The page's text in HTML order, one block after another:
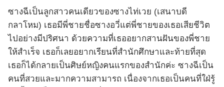
ซางฉีเป็นลูกสาวคนเดียวของซางไท่เวย (เสนาบดี
กลาโหม) เธอมีพี่ชายชื่อซางอวี่แต่พี่ชายของเธอเสียชีวิต
ไปอย่างมีปริศนา ด้วยความที่เธออยากสานฝันของพี่ชาย
ให้สำเร็จ เธอก็เลยอยากเรียนที่สำนักศึกษาและท้ายที่สุด
เธอก็ได้กลายเป็นศิษย์หญิงคนแรกของสำนักค่ะ ซางฉีเป็น
คนที่สวยและมากความสามารถ เนื่องจากเธอเป็นคนที่ใฝ่รู้